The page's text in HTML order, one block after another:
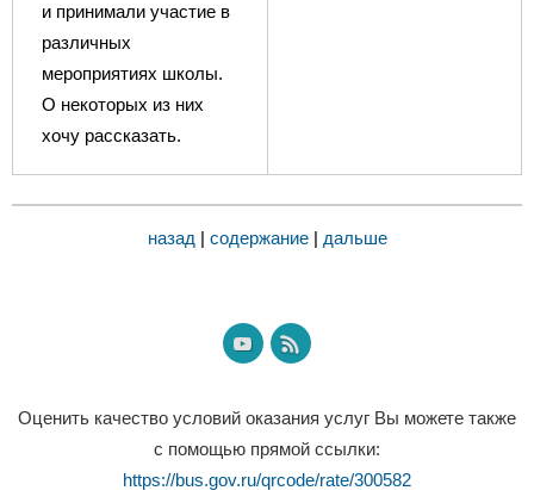
и принимали участие в
различных
мероприятиях школы.
О некоторых из них
хочу рассказать.
назад | содержание| дальше
Оценить качество условий оказания услуг Вы можете также
с помощью прямой ссылки:
https://bus.gov.ru/qrcode/rate/300582